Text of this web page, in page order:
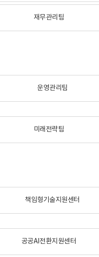
재무관리팀
운영관리팀
미래전략팀
책임형기술지원센터
공공AI전환지원센터